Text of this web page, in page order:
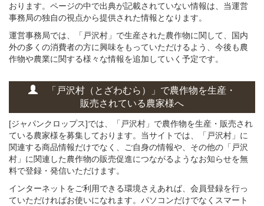
おります。ページの中で出典が記載されていない情報は、当運営
事務局の独自の視点から提供された情報となります。
運営事務局では、「戸沢村」で生産された農作物に関して、国内
外の多くの消費者の方に興味をもっていただけるよう、今後も農
作物や農業に関する様々な情報を追加していく予定です。
「戸沢村（とざわむら）」 で農作物を生産・
販売されている農家様へ
[ジャパンクロップス]では、「戸沢村」で農作物を生産・販売され
ている農家様を募集しております。当サイトでは、「戸沢村」に
関連する商品情報だけでなく、ご自身の情報や、その他の「戸沢
村」に関連した農作物の販売促進につながるようなお知らせを無
料で登録・発信いただけます。
インターネットをご利用できる環境さえあれば、会員登録を行っ
ていただければお使いになれます。パソコンだけでなくスマート